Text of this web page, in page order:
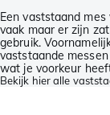
Een vaststaand
vaak maar er zijn
gebruik.
vaststaande
wat je voorkeur
Bekijk hier alle